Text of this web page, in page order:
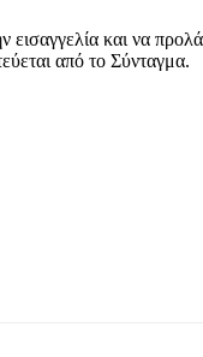
και να
από το Σύνταγμα.